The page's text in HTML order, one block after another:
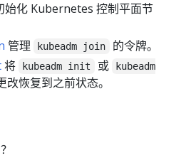
始化 Kubernetes 控制平面节
管理 kubeadm join
的令牌。
将 kubeadm init 或
kubeadm
改恢复到之前状态。